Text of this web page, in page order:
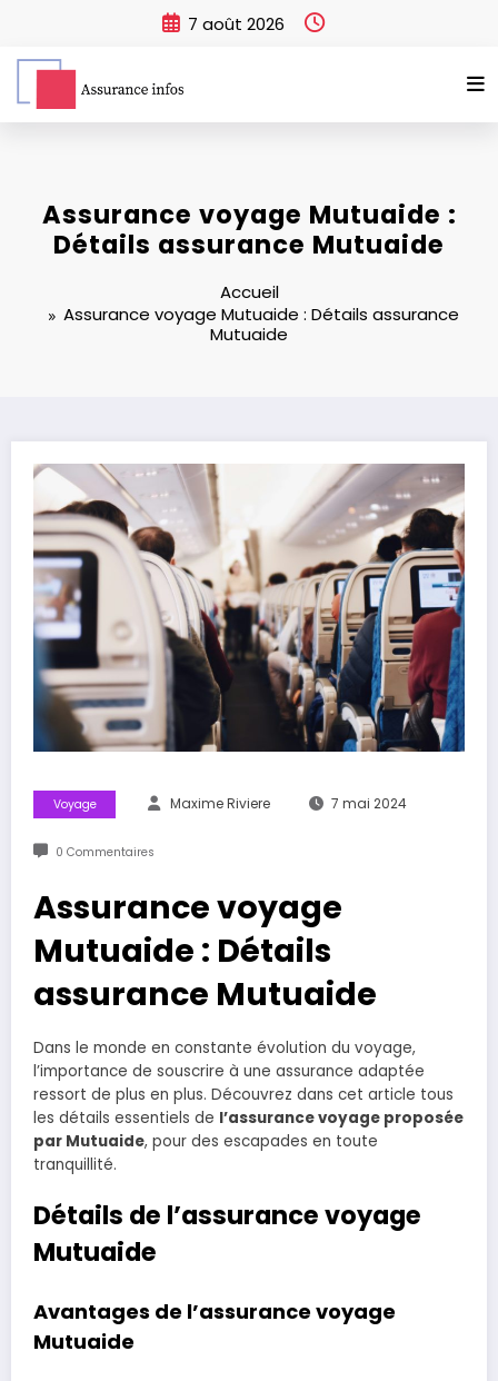
7 août 2026
Assurance voyage Mutuaide :
Détails assurance Mutuaide
Accueil
Assurance voyage Mutuaide : Détails assurance
Mutuaide
Voyage Maxime Riviere 7 mai 2024
0 Commentaires
Assurance voyage
Mutuaide : Détails
assurance Mutuaide
Dans le monde en constante évolution du voyage,
l’importance de souscrire à une assurance adaptée
ressort de plus en plus. Découvrez dans cet article tous
les détails essentiels de l’assurance voyage proposée
par Mutuaide, pour des escapades en toute
tranquillité.
Détails de l’assurance voyage
Mutuaide
Avantages de l’assurance voyage
Mutuaide